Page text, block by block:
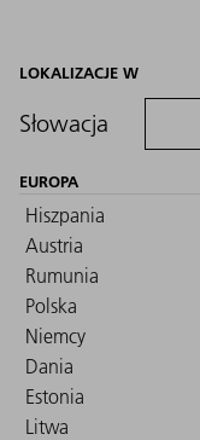
LOKALIZACJE W
Słowacja
EUROPA
Hiszpania
Austria
Rumunia
Polska
Niemcy
Dania
Estonia
Litwa